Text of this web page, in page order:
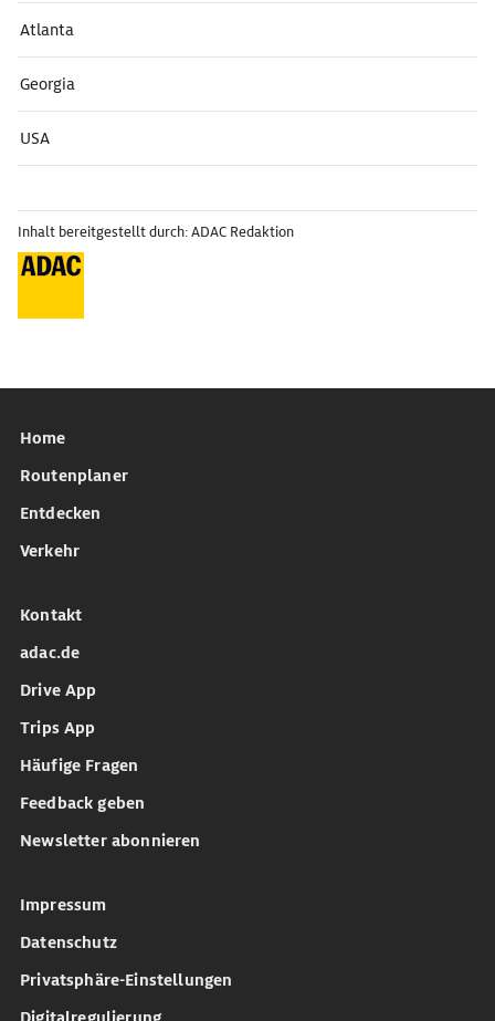
Atlanta
Georgia
USA
Inhalt bereitgestellt durch: ADAC Redaktion
Home
Routenplaner
Entdecken
Verkehr
Kontakt
adac.de
Drive App
Trips App
Häufige Fragen
Feedback geben
Newsletter abonnieren
Impressum
Datenschutz
Privatsphäre-Einstellungen